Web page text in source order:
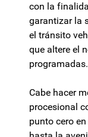
con la
garantizar la
el tránsito
que altere el
programadas.
Cabe hacer
procesional
punto cero